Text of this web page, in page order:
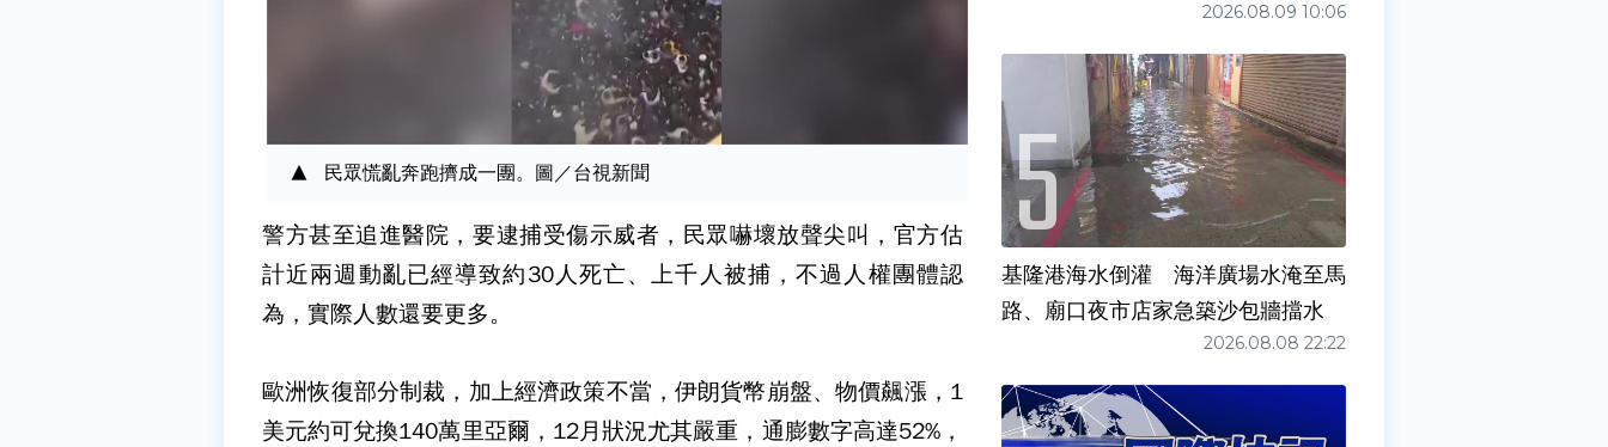
民眾慌亂奔跑擠成一團。圖／台視新聞
警方甚至追進醫院，要逮捕受傷示威者，民眾嚇壞放聲尖叫，官方估
計近兩週動亂已經導致約30人死亡、上千人被捕，不過人權團體認
為，實際人數還要更多。
歐洲恢復部分制裁，加上經濟政策不當，伊朗貨幣崩盤、物價飆漲，1
美元約可兌換140萬里亞爾，12月狀況尤其嚴重，通膨數字高達52%，
2026.08.09 10:06
基隆港海水倒灌 海洋廣場水淹至馬
路、廟口夜市店家急築沙包牆擋水
2026.08.08 22:22